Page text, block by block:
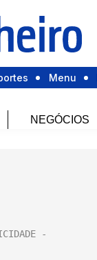
Menu
NEGÓCIOS